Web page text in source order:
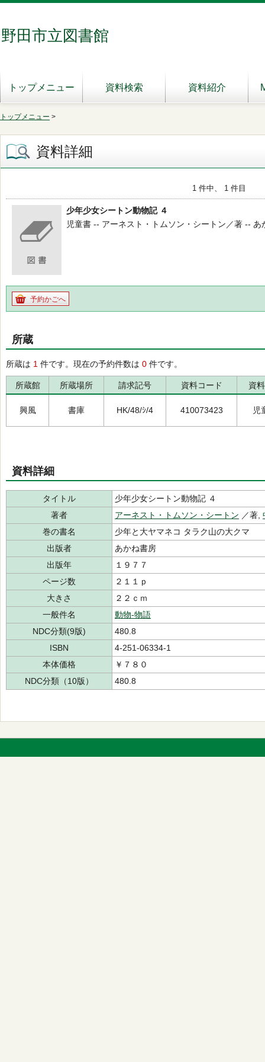
野田市立図書館
トップメニュー 資料検索 資料紹介
トップメニュー >
資料詳細
1 件中、 1 件目
少年少女シートン動物記 ４
児童書 -- アーネスト・トムソン・シートン／著 --
予約かごへ
所蔵
所蔵は 1 件です。現在の予約件数は 0 件です。
所蔵館 所蔵場所 請求記号 資料コード 資
興風 書庫 HK/48/ｼ/4 410073423 児
資料詳細
タイトル
少年少女シートン動物記 ４
著者
アーネスト・トムソン・シートン ／著,
巻の書名
少年と大ヤマネコ タラク山の大クマ
出版者
あかね書房
出版年
１９７７
ページ数
２１１ｐ
大きさ
２２ｃｍ
一般件名
動物-物語
NDC分類(9版)
480.8
ISBN
4-251-06334-1
本体価格
￥７８０
NDC分類（10版）
480.8